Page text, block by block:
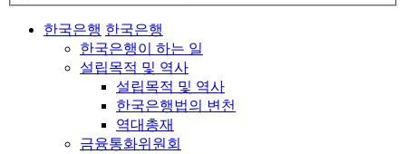
한국은행 한국은행
한국은행이 하는 일
설립목적 및 역사
설립목적 및 역사
한국은행법의 변천
역대총재
금융통화위원회